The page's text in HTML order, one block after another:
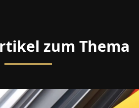
zum Thema